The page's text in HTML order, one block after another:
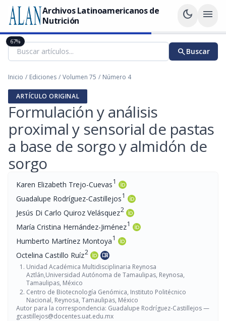
Archivos Latinoamericanos de
Nutrición
dark_mode menu
searchBuscar
Inicio / Ediciones / Volumen 75 / Número 4
ARTÍCULO ORIGINAL
Formulación y análisis
proximal y sensorial de pastas
a base de sorgo y almidón de
sorgo
Karen Elizabeth Trejo-Cuevas1
Guadalupe Rodríguez-Castillejos1
Jesús Di Carlo Quiroz Velásquez2
María Cristina Hernández-Jiménez1
Humberto Martínez Montoya1
Octelina Castillo Ruíz2 menu_book
Unidad Académica Multidisciplinaria Reynosa
Aztlán,Universidad Autónoma de Tamaulipas, Reynosa,
Tamaulipas, México
Centro de Biotecnología Genómica, Instituto Politécnico
Nacional, Reynosa, Tamaulipas, México
Autor para la correspondencia: Guadalupe Rodríguez-Castillejos —
gcastillejos@docentes.uat.edu.mx
67%